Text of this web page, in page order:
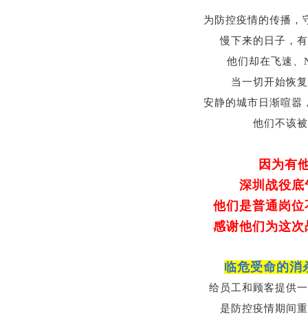
为防控疫情的传播，
慢下来的日子，
他们却在飞速、
当一切开始恢
安静的城市日渐喧嚣
他们不该
因为有
深圳 战役底
他们是普通岗
感谢他们为这
临危受命的消
给员工和顾客提供
是防控疫情期间